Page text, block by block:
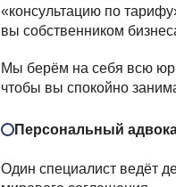
«консультацию по
вы собственником
Мы берём на себя всю
чтобы вы спокойно
Персональный
Один специалист ведёт